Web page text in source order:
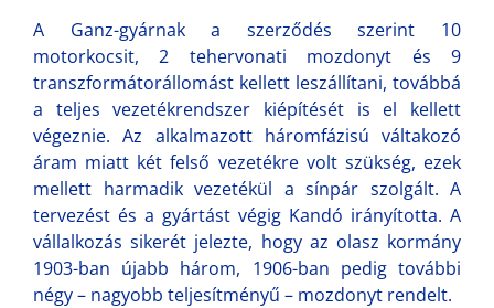
A Ganz-gyárnak a szerződés szerint 10
motorkocsit, 2 tehervonati mozdonyt és 9
transzformátorállomást kellett leszállítani, továbbá
a teljes vezetékrendszer kiépítését is el kellett
végeznie. Az alkalmazott háromfázisú váltakozó
áram miatt két felső vezetékre volt szükség, ezek
mellett harmadik vezetékül a sínpár szolgált. A
tervezést és a gyártást végig Kandó irányította. A
vállalkozás sikerét jelezte, hogy az olasz kormány
1903-ban újabb három, 1906-ban pedig további
négy – nagyobb teljesítményű – mozdonyt rendelt.